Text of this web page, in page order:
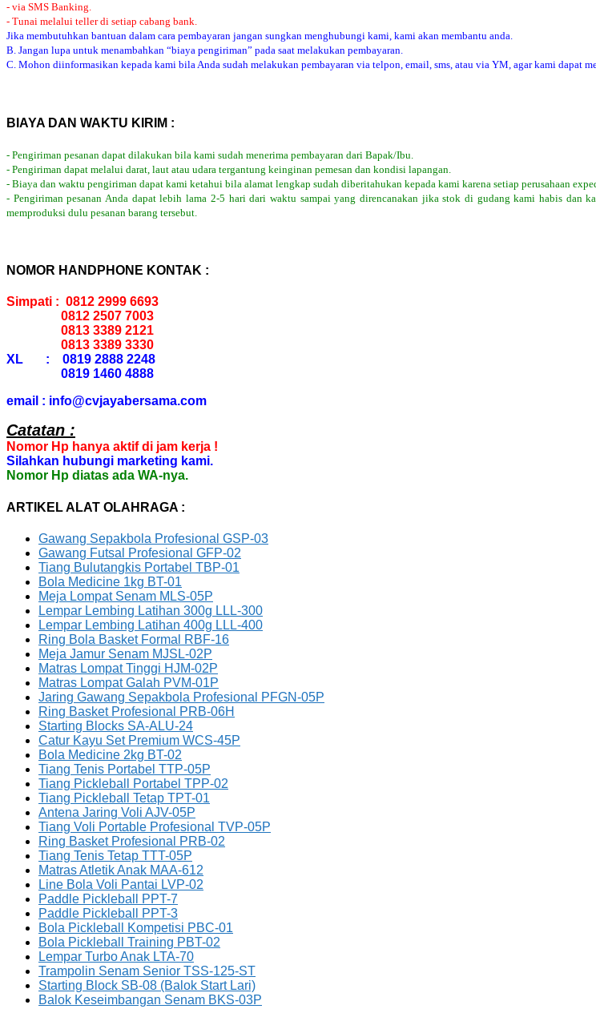
- via SMS Banking.
- Tunai melalui teller di setiap cabang bank.
Jika membutuhkan bantuan dalam cara pembayaran jangan sungkan menghubungi kami, kami akan membantu anda.
B. Jangan lupa untuk menambahkan “biaya pengiriman” pada saat melakukan pembayaran.
C. Mohon diinformasikan kepada kami bila Anda sudah melakukan pembayaran via telpon, email, sms, atau via YM, agar kami dapat
BIAYA DAN WAKTU KIRIM :
- Pengiriman pesanan dapat dilakukan bila kami sudah menerima pembayaran dari Bapak/Ibu.
- Pengiriman dapat melalui darat, laut atau udara tergantung keinginan pemesan dan kondisi lapangan.
- Biaya dan waktu pengiriman dapat kami ketahui bila alamat lengkap sudah diberitahukan kepada kami karena setiap perusahaan
- Pengiriman pesanan Anda dapat lebih lama 2-5 hari dari waktu sampai yang direncanakan jika stok di gudang kami habis dan
memproduksi dulu pesanan barang tersebut.
NOMOR HANDPHONE KONTAK :
Simpati : 0812 2999 6693
0812 2507 7003
0813 3389 2121
0813 3389 3330
XL : 0819 2888 2248
0819 1460 4888
email : info@cvjayabersama.com
Catatan :
Nomor Hp hanya aktif di jam kerja !
Silahkan hubungi marketing kami.
Nomor Hp diatas ada WA-nya.
ARTIKEL ALAT OLAHRAGA :
Gawang Sepakbola Profesional GSP-03
Gawang Futsal Profesional GFP-02
Tiang Bulutangkis Portabel TBP-01
Bola Medicine 1kg BT-01
Meja Lompat Senam MLS-05P
Lempar Lembing Latihan 300g LLL-300
Lempar Lembing Latihan 400g LLL-400
Ring Bola Basket Formal RBF-16
Meja Jamur Senam MJSL-02P
Matras Lompat Tinggi HJM-02P
Matras Lompat Galah PVM-01P
Jaring Gawang Sepakbola Profesional PFGN-05P
Ring Basket Profesional PRB-06H
Starting Blocks SA-ALU-24
Catur Kayu Set Premium WCS-45P
Bola Medicine 2kg BT-02
Tiang Tenis Portabel TTP-05P
Tiang Pickleball Portabel TPP-02
Tiang Pickleball Tetap TPT-01
Antena Jaring Voli AJV-05P
Tiang Voli Portable Profesional TVP-05P
Ring Basket Profesional PRB-02
Tiang Tenis Tetap TTT-05P
Matras Atletik Anak MAA-612
Line Bola Voli Pantai LVP-02
Paddle Pickleball PPT-7
Paddle Pickleball PPT-3
Bola Pickleball Kompetisi PBC-01
Bola Pickleball Training PBT-02
Lempar Turbo Anak LTA-70
Trampolin Senam Senior TSS-125-ST
Starting Block SB-08 (Balok Start Lari)
Balok Keseimbangan Senam BKS-03P